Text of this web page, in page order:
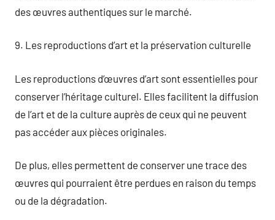
des œuvres authentiques sur le marché.
9. Les reproductions d’art et la préservation culturelle
Les reproductions d’œuvres d’art sont essentielles pour
conserver l’héritage culturel. Elles facilitent la diffusion
de l’art et de la culture auprès de ceux qui ne peuvent
pas accéder aux pièces originales.
De plus, elles permettent de conserver une trace des
œuvres qui pourraient être perdues en raison du temps
ou de la dégradation.